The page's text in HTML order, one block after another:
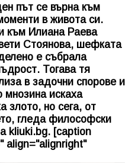
път се върна към
в живота си.
към Илиана Раева
Стоянова, шефката
е събрала
Тогава тя
в задочни спорове и
мнозина искаха
злото, но сега, от
гледа философски
kliuki.bg. [caption
align="alignright"